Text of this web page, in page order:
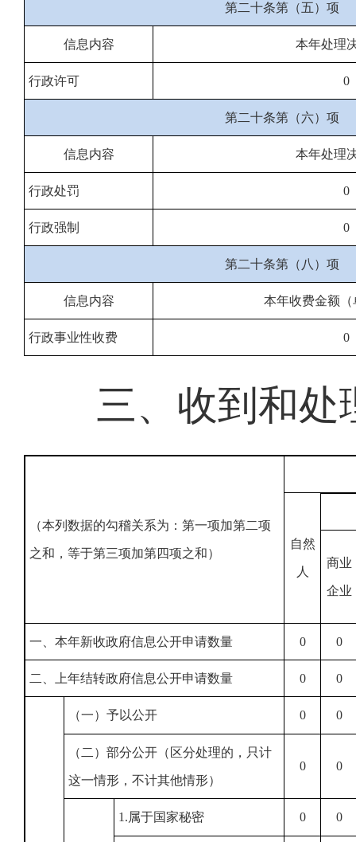
第二十条第（五）项
信息内容 本年处理
行政许可 0
第二十条第（六）项
信息内容 本年处理
行政处罚 0
行政强制 0
第二十条第（八）项
信息内容 本年收费金额
行政事业性收费 0
三、收到和处
（本列数据的勾稽关系为：第一项加第二项
之和，等于第三项加第四项之和）
自然
人
商业
企业
一、本年新收政府信息公开申请数量 0 0
二、上年结转政府信息公开申请数量 0 0
（一）予以公开 0 0
（二）部分公开（区分处理的，只计
这一情形，不计其他情形）
0 0
1.属于国家秘密 0 0